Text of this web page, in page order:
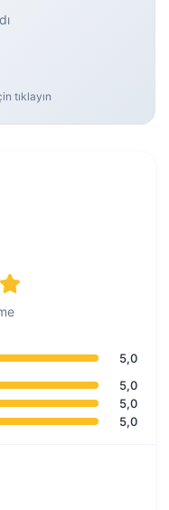
tıklayın
5,0
5,0
5,0
5,0